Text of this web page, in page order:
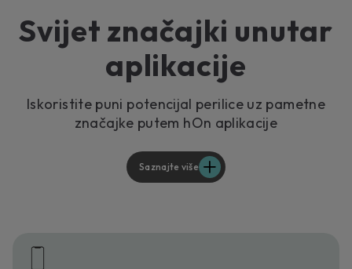
Svijet značajki unutar
aplikacije
Iskoristite puni potencijal perilice uz pametne
značajke putem hOn aplikacije
Saznajte više